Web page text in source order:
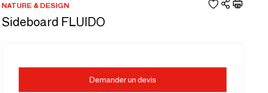
NATURE & DESIGN
Sideboard FLUIDO
Demander un devis